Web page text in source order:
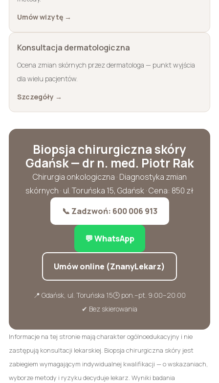
Umów wizytę →
Konsultacja dermatologiczna
Ocena zmian skórnych przez dermatologa — punkt wyjścia
dla wielu pacjentów.
Szczegóły →
Biopsja chirurgiczna skóry
Gdańsk — dr n. med. Piotr Rak
Chirurgia onkologiczna · Diagnostyka zmian
skórnych · ul. Toruńska 15, Gdańsk · Cena: 850 zł
📞 Zadzwoń: 600 006 913
💬 WhatsApp
Umów online (ZnanyLekarz)
📍 Gdańsk, ul. Toruńska 15🕒 pon.–pt. 9:00–20:00
✔ Bez skierowania
Informacje na tej stronie mają charakter ogólnoedukacyjny i nie
zastępują konsultacji lekarskiej. Biopsja chirurgiczna skóry jest
zabiegiem wymagającym indywidualnej kwalifikacji — o wskazaniach,
wyborze metody i ryzyku decyduje lekarz. Wyniki badania